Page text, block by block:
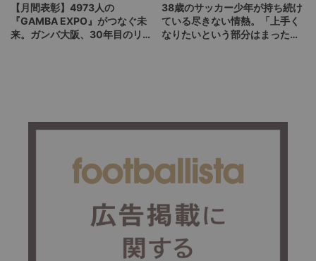
【月間表彰】4973人の
『GAMBA EXPO』がつなぐ未
来。ガンバ大阪、30年目のリス
38歳のサッカー少年が持ち続け
ている尽きない情熱。「上手く
なりたいという部分はまったく